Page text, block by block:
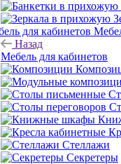
Назад
Мебель для кабинетов
Стеллажи
Секретеры